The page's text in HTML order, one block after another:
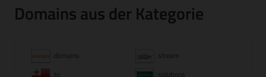
Domains aus der Kategorie
.domains
.stream
.to
.solutions